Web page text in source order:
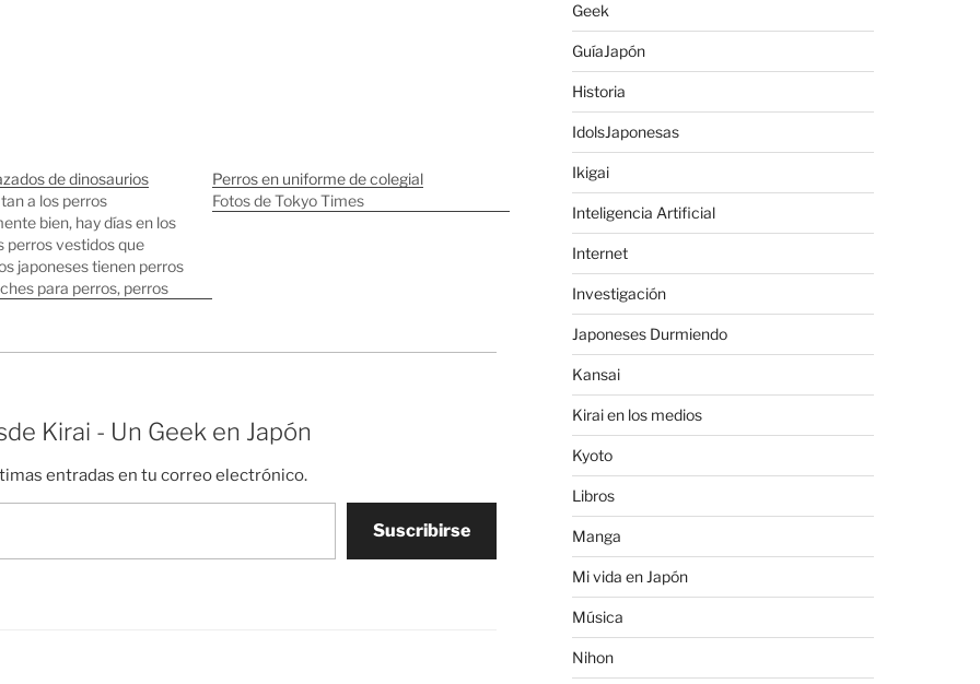
de dinosaurios
a los perros
bien, hay días en los
perros vestidos que
japoneses tienen perros
para perros, perros
perros follarines,
Perros en uniforme de colegial
Fotos de Tokyo Times
Kirai - Un Geek en Japón
entradas en tu correo electrónico.
Suscribirse
Geek
GuíaJapón
Historia
IdolsJaponesas
Ikigai
Inteligencia Artificial
Internet
Investigación
Japoneses Durmiendo
Kansai
Kirai en los medios
Kyoto
Libros
Manga
Mi vida en Japón
Música
Nihon